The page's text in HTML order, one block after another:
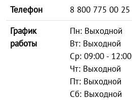
Телефон
8 800 775 00 25
График
работы
Пн: Выходной
Вт: Выходной
Ср: 09:00 - 12:00
Чт: Выходной
Пт: Выходной
Сб: Выходной